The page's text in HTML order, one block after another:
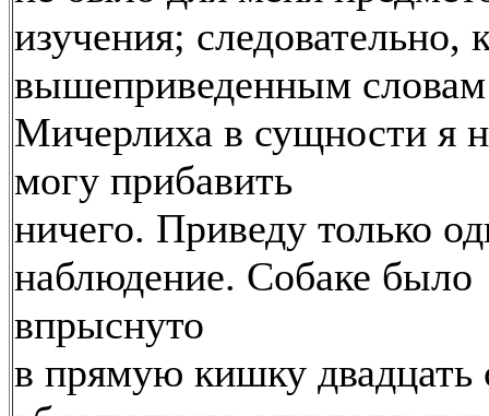
изучения; следовательно,
вышеприведенным словам
Мичерлиха в сущности я
могу прибавить
ничего. Приведу только
наблюдение. Собаке было
впрыснуто
в прямую кишку двадцать